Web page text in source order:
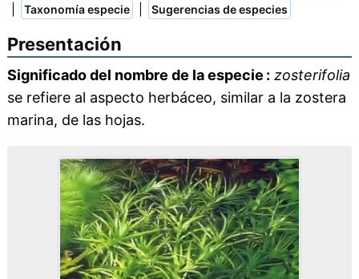
Taxonomía especie Sugerencias de especies
Presentación
Significado del nombre de la especie : zosterifolia
se refiere al aspecto herbáceo, similar a la zostera
marina, de las hojas.